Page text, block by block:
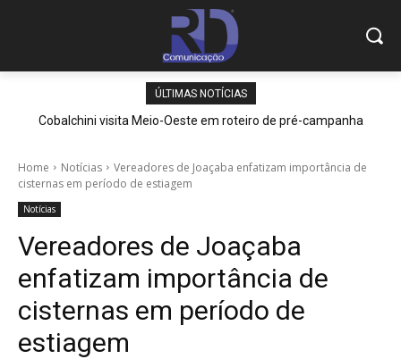
ÚLTIMAS NOTÍCIAS
Cobalchini visita Meio-Oeste em roteiro de pré-campanha
Home Notícias
Vereadores de Joaçaba enfatizam importância de
cisternas em período de estiagem
Notícias
Vereadores de Joaçaba
enfatizam importância de
cisternas em período de
estiagem